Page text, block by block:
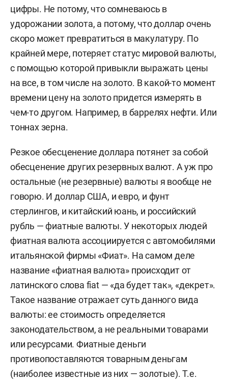
цифры. Не потому, что сомневаюсь в
удорожании золота, а потому, что доллар очень
скоро может превратиться в макулатуру. По
крайней мере, потеряет статус мировой валюты,
с помощью которой привыкли выражать цены
на все, в том числе на золото. В какой-то момент
времени цену на золото придется измерять в
чем-то другом. Например, в баррелях нефти. Или
тоннах зерна.
Резкое обесценение доллара потянет за собой
обесценение других резервных валют. А уж про
остальные (не резервные) валюты я вообще не
говорю. И доллар США, и евро, и фунт
стерлингов, и китайский юань, и российский
рубль — фиатные валюты. У некоторых людей
фиатная валюта ассоциируется с автомобилями
итальянской фирмы «Фиат». На самом деле
название «фиатная валюта» происходит от
латинского слова fiat — «да будет так», «декрет».
Такое название отражает суть данного вида
валюты: ее стоимость определяется
законодательством, а не реальными товарами
или ресурсами. Фиатные деньги
противопоставляются товарным деньгам
(наиболее известные из них — золотые). Т.е.